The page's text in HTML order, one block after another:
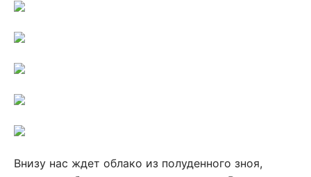
Внизу нас ждет облако из полуденного зноя,